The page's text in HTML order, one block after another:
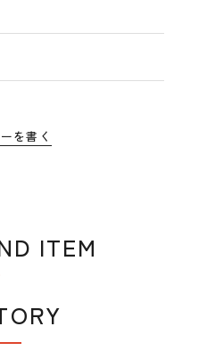
を書く
ITEM